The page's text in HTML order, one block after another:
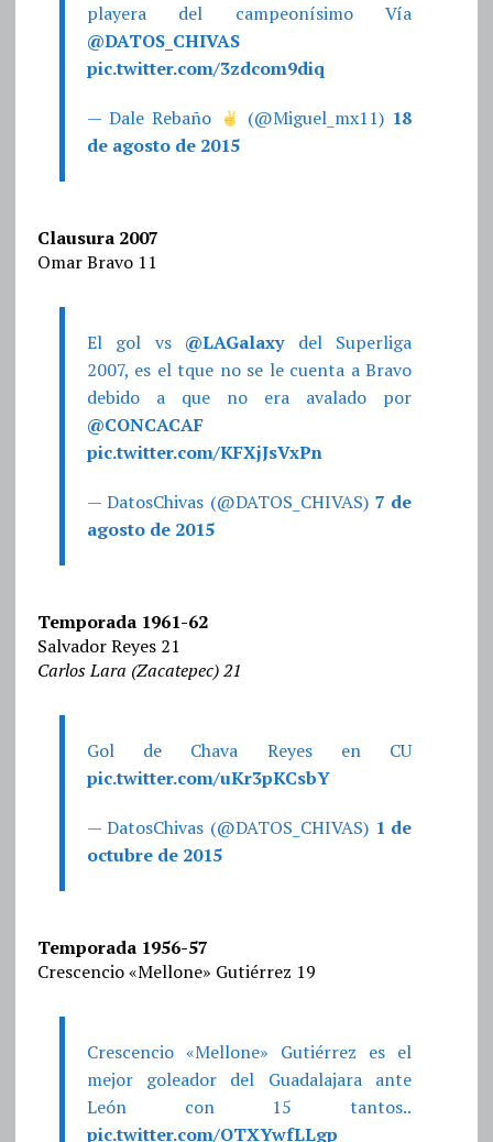
playera del campeonísimo Vía
@DATOS_CHIVAS
pic.twitter.com/3zdcom9diq
— Dale Rebaño (@Miguel_mx11) 18
de agosto de 2015
Clausura 2007
Omar Bravo 11
El gol vs @LAGalaxydel Superliga
2007, es el tque no se le cuenta a Bravo
debido a que no era avalado por
@CONCACAF
pic.twitter.com/KFXjJsVxPn
— DatosChivas (@DATOS_CHIVAS) 7 de
agosto de 2015
Temporada 1961-62
Salvador Reyes 21
Carlos Lara (Zacatepec) 21
Gol de Chava Reyes en CU
pic.twitter.com/uKr3pKCsbY
— DatosChivas (@DATOS_CHIVAS) 1 de
octubre de 2015
Temporada 1956-57
Crescencio «Mellone» Gutiérrez 19
Crescencio «Mellone» Gutiérrez es el
mejor goleador del Guadalajara ante
León con 15 tantos..
pic.twitter.com/OTXYwfLLgp